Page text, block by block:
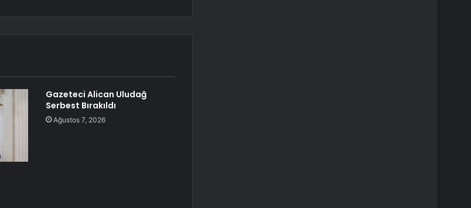
Gazeteci Alican Uludağ
Serbest Bırakıldı
Ağustos 7, 2026